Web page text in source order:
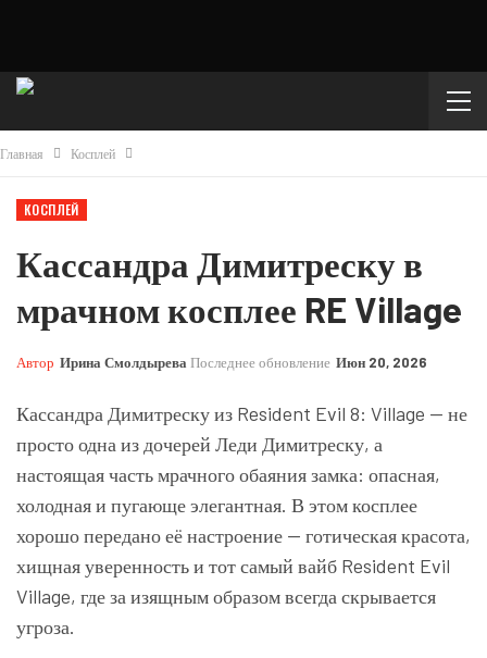
Главная Косплей
КОСПЛЕЙ
Кассандра Димитреску в
мрачном косплее RE Village
Автор Ирина Смолдырева Последнее обновление Июн 20, 2026
Кассандра Димитреску из Resident Evil 8: Village — не
просто одна из дочерей Леди Димитреску, а
настоящая часть мрачного обаяния замка: опасная,
холодная и пугающе элегантная. В этом косплее
хорошо передано её настроение — готическая красота,
хищная уверенность и тот самый вайб Resident Evil
Village, где за изящным образом всегда скрывается
угроза.